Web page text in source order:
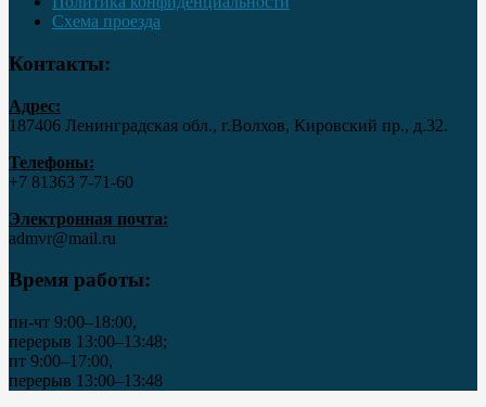
Схема проезда
Контакты:
Адрес:
187406 Ленинградская обл., г.Волхов, Кировский пр., д.32.
Телефоны:
+7 81363 7‑71-60
Электронная почта:
admvr@mail.ru
Время работы:
пн-чт 9:00–18:00,
перерыв 13:00–13:48;
пт 9:00–17:00,
перерыв 13:00–13:48